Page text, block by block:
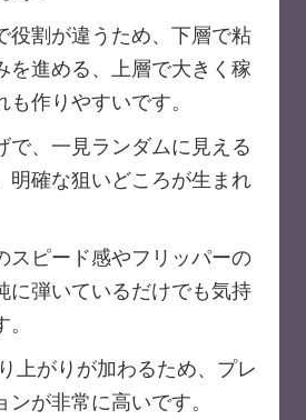
役割が違うため、下層で粘
を進める、上層で大きく稼
も作りやすいです。
で、一見ランダムに見える
明確な狙いどころが生まれ
スピード感やフリッパーの
に弾いているだけでも気持
上がりが加わるため、プレ
が非常に高いです。